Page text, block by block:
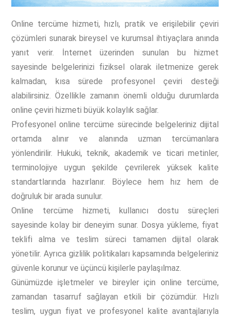
Online tercüme hizmeti, hızlı, pratik ve erişilebilir çeviri
çözümleri sunarak bireysel ve kurumsal ihtiyaçlara anında
yanıt verir. İnternet üzerinden sunulan bu hizmet
sayesinde belgelerinizi fiziksel olarak iletmenize gerek
kalmadan, kısa sürede profesyonel çeviri desteği
alabilirsiniz. Özellikle zamanın önemli olduğu durumlarda
online çeviri hizmeti büyük kolaylık sağlar.
Profesyonel online tercüme sürecinde belgeleriniz dijital
ortamda alınır ve alanında uzman tercümanlara
yönlendirilir. Hukuki, teknik, akademik ve ticari metinler,
terminolojiye uygun şekilde çevrilerek yüksek kalite
standartlarında hazırlanır. Böylece hem hız hem de
doğruluk bir arada sunulur.
Online tercüme hizmeti, kullanıcı dostu süreçleri
sayesinde kolay bir deneyim sunar. Dosya yükleme, fiyat
teklifi alma ve teslim süreci tamamen dijital olarak
yönetilir. Ayrıca gizlilik politikaları kapsamında belgeleriniz
güvenle korunur ve üçüncü kişilerle paylaşılmaz.
Günümüzde işletmeler ve bireyler için online tercüme,
zamandan tasarruf sağlayan etkili bir çözümdür. Hızlı
teslim, uygun fiyat ve profesyonel kalite avantajlarıyla